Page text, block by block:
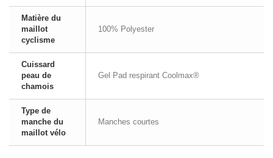
Matière du
maillot
cyclisme
100% Polyester
Cuissard
peau de
chamois
Gel Pad respirant Coolmax®
Type de
manche du
maillot vélo
Manches courtes